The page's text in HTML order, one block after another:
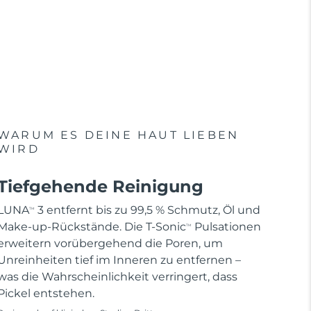
ES DEINE HAUT LIEBEN
Reinigung
TM
3 entfernt bis zu 99,5 % Schmutz, Öl und
up-Rückstände. Die T-SonicTM
Pulsationen
vorübergehend die Poren, um
tief im Inneren zu entfernen –
die Wahrscheinlichkeit verringert, dass
entstehen.